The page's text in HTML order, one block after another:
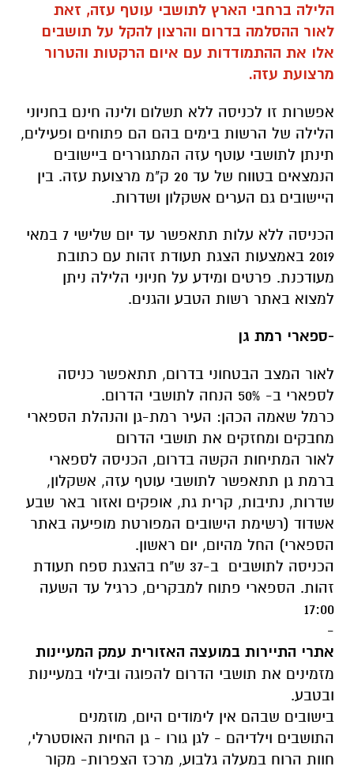
הלילה ברחבי הארץ לתושבי עוטף עזה, זאת
לאור ההסלמה בדרום והרצון להקל על תושבים
אלו את ההתמודדות עם איום הרקטות והטרור
מרצועת עזה.
אפשרות זו לכניסה ללא תשלום ולינה חינם בחניוני
הלילה של הרשות בימים בהם הם פתוחים ופעילים,
תינתן לתושבי עוטף עזה המתגוררים ביישובים
הנמצאים בטווח של עד 20 ק"מ מרצועת עזה. בין
היישובים גם הערים אשקלון ושדרות.
הכניסה ללא עלות תתאפשר עד יום שלישי 7 במאי
2019 באמצעות הצגת תעודת זהות עם כתובת
מעודכנת. פרטים ומידע על חניוני הלילה ניתן
למצוא באתר רשות הטבע והגנים.
-ספארי רמת גן
לאור המצב הבטחוני בדרום, תתאפשר כניסה
לספארי ב- 50% הנחה לתושבי הדרום.
כרמל שאמה הכהן: העיר רמת-גן והנהלת הספארי
מחבקים ומחזקים את תושבי הדרום
לאור המתיחות הקשה בדרום, הכניסה לספארי
ברמת גן תתאפשר לתושבי עוטף עזה, אשקלון,
שדרות, נתיבות, קרית גת, אופקים ואזור באר שבע
אשדוד (רשימת הישובים המפורטת מופיעה באתר
הספארי) החל מהיום, יום ראשון.
הכניסה לתושבים ב-37 ש"ח בהצגת ספח תעודת
זהות. הספארי פתוח למבקרים, כרגיל עד השעה
17:00
-
אתרי התיירות במועצה האזורית עמק המעיינות
מזמינים את תושבי הדרום להפוגה ובילוי במעיינות
ובטבע.
בישובים שבהם אין לימודים היום, מוזמנים
התושבים וילדיהם - לגן גורו - גן החיות האוסטרלי,
חוות הרוח במעלה גלבוע, מרכז הצפרות- מקור